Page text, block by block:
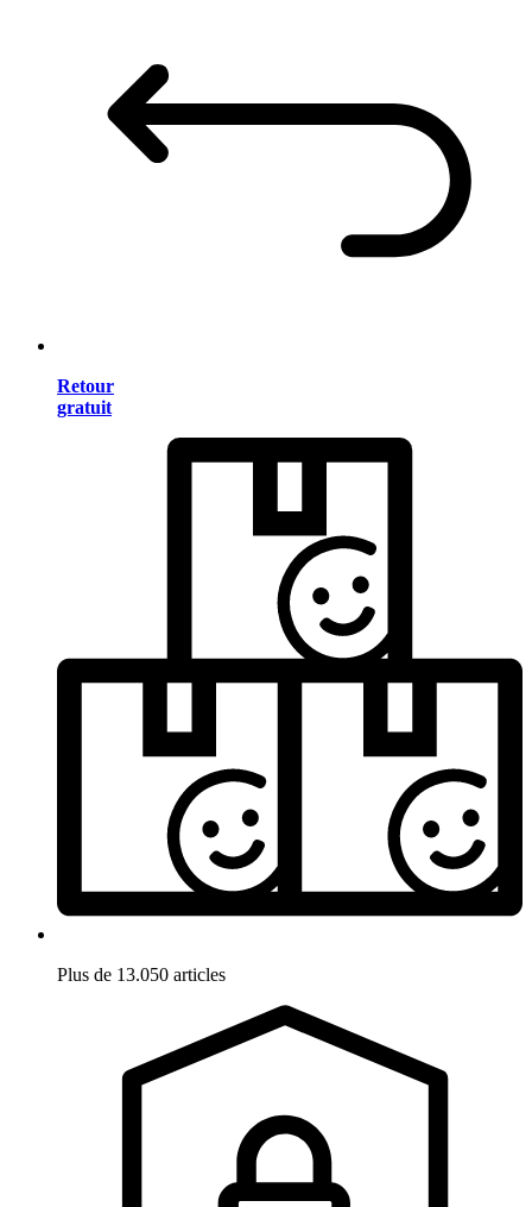
Retour
gratuit
Plus de 13.050 articles